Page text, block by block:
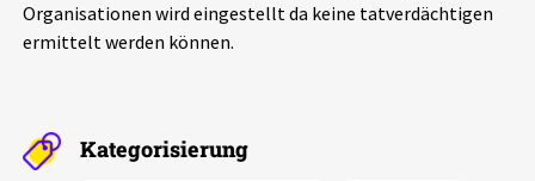
Schlaglichter
Aktuelles
Organisationen wird eingestellt da keine tatverdächtigen
ermittelt werden können.
Kategorisierung